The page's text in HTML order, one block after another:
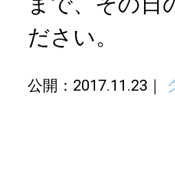
ださい。
公開：2017.11.23